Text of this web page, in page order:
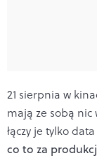
21 sierpnia w
mają ze sobą nic
łączy je tylko
co to za